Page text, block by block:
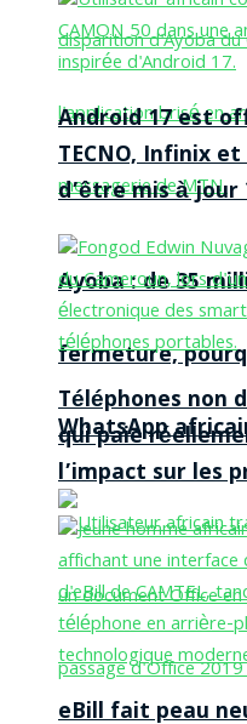
Ayoba : de 35
fermeture,
WhatsApp
Android 17 est
TECNO, Infinix
d’être mis à jour
Téléphones non
qui paie
l’impact sur les
eBill fait peau